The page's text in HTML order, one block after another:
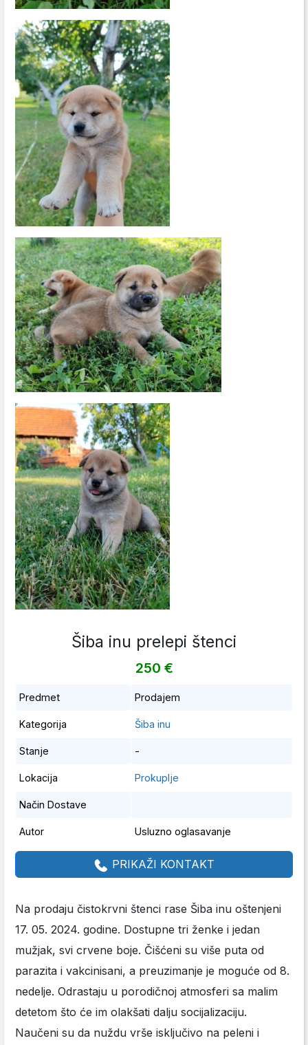
Šiba inu prelepi štenci
250 €
Predmet Prodajem
Kategorija Šiba inu
Stanje -
Lokacija Prokuplje
Način Dostave
Autor Usluzno oglasavanje
PRIKAŽI KONTAKT
Na prodaju čistokrvni štenci rase Šiba inu oštenjeni
17. 05. 2024. godine. Dostupne tri ženke i jedan
mužjak, svi crvene boje. Čišćeni su više puta od
parazita i vakcinisani, a preuzimanje je moguće od 8.
nedelje. Odrastaju u porodičnoj atmosferi sa malim
detetom što će im olakšati dalju socijalizaciju.
Naučeni su da nuždu vrše isključivo na peleni i